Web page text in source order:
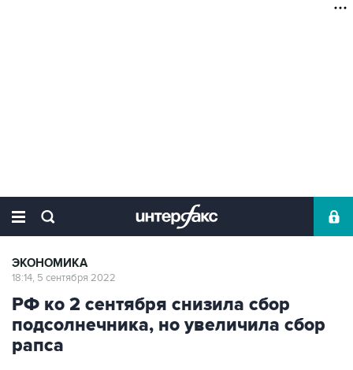
ЭКОНОМИКА
18:14, 5 сентября 2022
РФ ко 2 сентября снизила сбор
подсолнечника, но увеличила сбор
рапса